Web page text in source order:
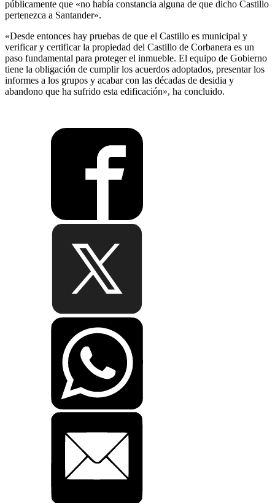
públicamente que «no había constancia alguna de que dicho Castillo
pertenezca a Santander».
«Desde entonces hay pruebas de que el Castillo es municipal y
verificar y certificar la propiedad del Castillo de Corbanera es un
paso fundamental para proteger el inmueble. El equipo de Gobierno
tiene la obligación de cumplir los acuerdos adoptados, presentar los
informes a los grupos y acabar con las décadas de desidia y
abandono que ha sufrido esta edificación», ha concluido.